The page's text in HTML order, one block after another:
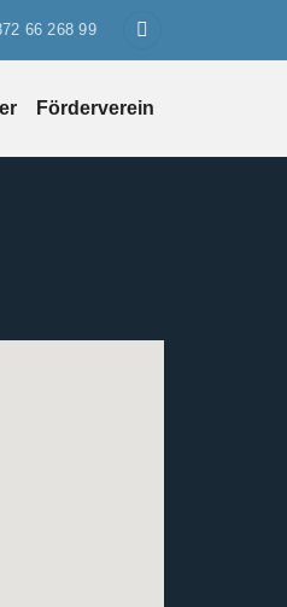
66 268 99
Förderverein